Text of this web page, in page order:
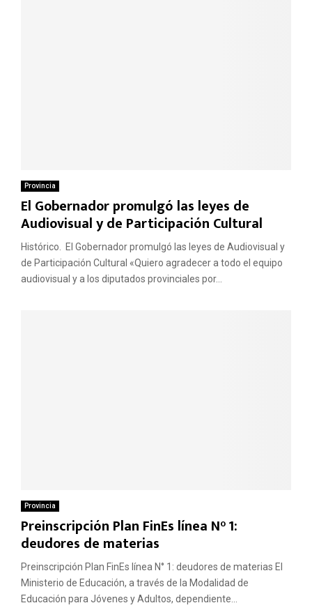
Provincia
El Gobernador promulgó las leyes de
Audiovisual y de Participación Cultural
Histórico. El Gobernador promulgó las leyes de Audiovisual y
de Participación Cultural «Quiero agradecer a todo el equipo
audiovisual y a los diputados provinciales por...
Provincia
Preinscripción Plan FinEs línea N° 1:
deudores de materias
Preinscripción Plan FinEs línea N° 1: deudores de materias El
Ministerio de Educación, a través de la Modalidad de
Educación para Jóvenes y Adultos, dependiente...